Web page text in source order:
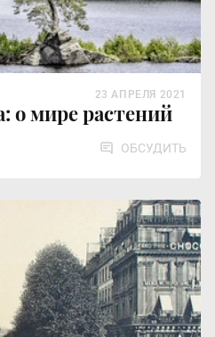
о мире растений
23 АПРЕЛЯ 2021
ОБСУДИТЬ